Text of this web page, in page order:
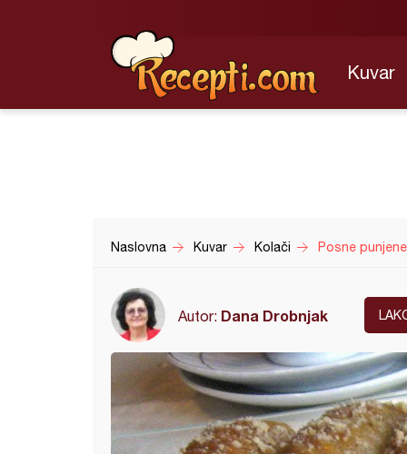
Kuvar
Naslovna Kuvar Kolači Posne
Autor: Dana Drobnjak